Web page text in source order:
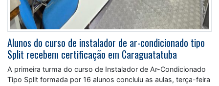
Alunos do curso de instalador de ar-condicionado tipo
Split recebem certificação em Caraguatatuba
A primeira turma do curso de Instalador de Ar-Condicionado
Tipo Split formada por 16 alunos concluiu as aulas, terça-feira